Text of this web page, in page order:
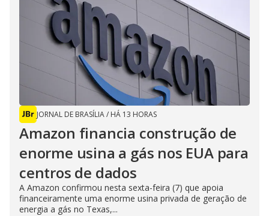
JORNAL DE BRASÍLIA/ HÁ 13 HORAS
Amazon financia construção de
enorme usina a gás nos EUA para
centros de dados
A Amazon confirmou nesta sexta-feira (7) que apoia
financeiramente uma enorme usina privada de geração de
energia a gás no Texas,...